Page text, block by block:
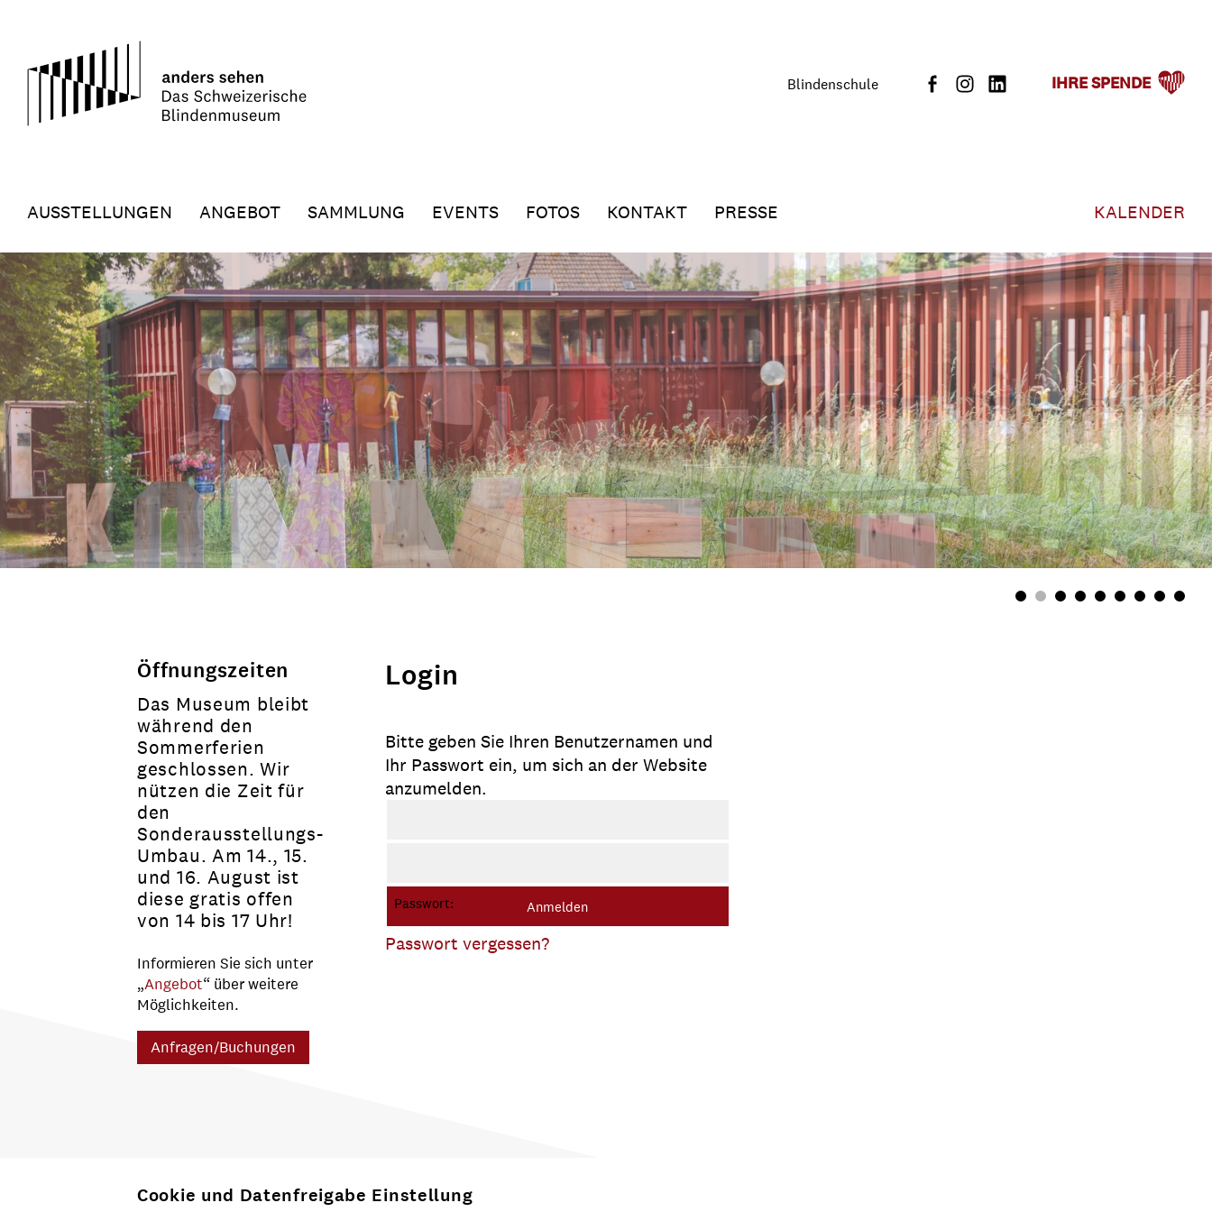
Blindenschule IHRE SPENDE
AUSSTELLUNGEN ANGEBOT SAMMLUNG EVENTS FOTOS KONTAKT PRESSE KALENDER
Öffnungszeiten
Das Museum bleibt
während den
Sommerferien
geschlossen. Wir
nützen die Zeit für
den
Sonderausstellungs-
Umbau. Am 14., 15.
und 16. August ist
diese gratis offen
von 14 bis 17 Uhr!
Informieren Sie sich unter
„Angebot“ über weitere
Möglichkeiten.
Anfragen/Buchungen
Login
Bitte geben Sie Ihren Benutzernamen und
Ihr Passwort ein, um sich an der Website
anzumelden.
Passwort:
Passwort vergessen?
Cookie und Datenfreigabe Einstellung